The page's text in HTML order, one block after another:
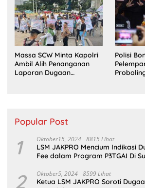
Massa SCW Minta Kapolri
Ambil Alih Penanganan
Laporan Dugaan
Polisi
Popular Post
1 Oktober15, 2024 8815 Lihat
LSM JAKPRO Mencium Indikasi
Fee dalam Program P3TGAI Di
2 Oktober5, 2024 8599 Lihat
Ketua LSM JAKPRO Soroti